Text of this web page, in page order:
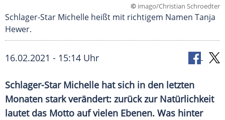
© imago/Christian Schroedter
Schlager-Star Michelle heißt mit richtigem Namen Tanja
Hewer.
16.02.2021 - 15:14 Uhr
Schlager-Star Michelle hat sich in den letzten
Monaten stark verändert: zurück zur Natürlichkeit
lautet das Motto auf vielen Ebenen. Was hinter